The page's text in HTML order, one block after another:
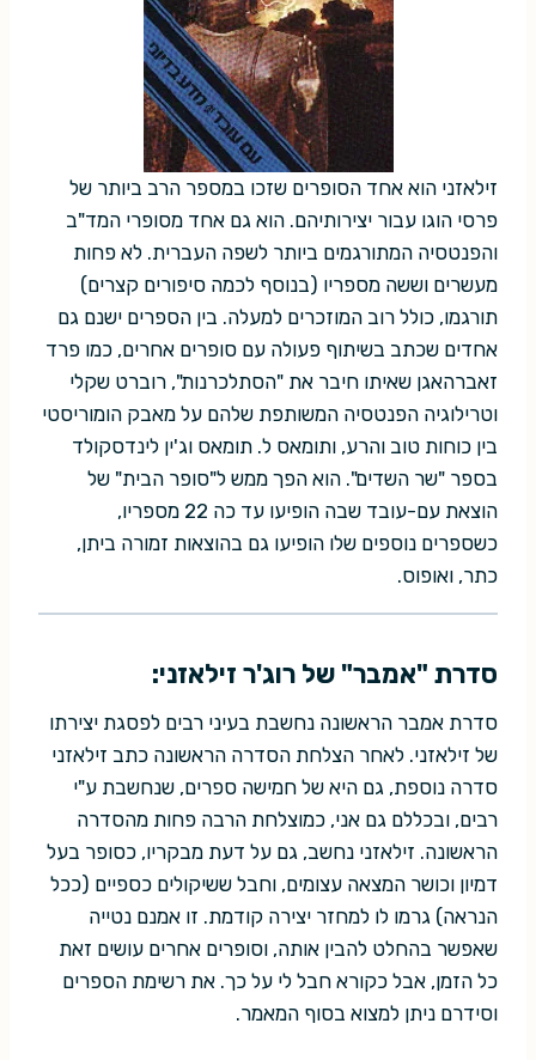
זילאזני הוא אחד הסופרים שזכו במספר הרב ביותר של
פרסי הוגו עבור יצירותיהם. הוא גם אחד מסופרי המד"ב
והפנטסיה המתורגמים ביותר לשפה העברית. לא פחות
מעשרים וששה מספריו (בנוסף לכמה סיפורים קצרים)
תורגמו, כולל רוב המוזכרים למעלה. בין הספרים ישנם גם
אחדים שכתב בשיתוף פעולה עם סופרים אחרים, כמו פרד
זאברהאגן שאיתו חיבר את "הסתלכרנות", רוברט שקלי
וטרילוגיה הפנטסיה המשותפת שלהם על מאבק הומוריסטי
בין כוחות טוב והרע, ותומאס ל. תומאס וג'ין לינדסקולד
בספר "שר השדים". הוא הפך ממש ל"סופר הבית" של
הוצאת עם-עובד שבה הופיעו עד כה 22 מספריו,
כשספרים נוספים שלו הופיעו גם בהוצאות זמורה ביתן,
כתר, ואופוס.
סדרת "אמבר" של רוג'ר זילאזני:
סדרת אמבר הראשונה נחשבת בעיני רבים לפסגת יצירתו
של זילאזני. לאחר הצלחת הסדרה הראשונה כתב זילאזני
סדרה נוספת, גם היא של חמישה ספרים, שנחשבת ע"י
רבים, ובכללם גם אני, כמוצלחת הרבה פחות מהסדרה
הראשונה. זילאזני נחשב, גם על דעת מבקריו, כסופר בעל
דמיון וכושר המצאה עצומים, וחבל ששיקולים כספיים (ככל
הנראה) גרמו לו למחזר יצירה קודמת. זו אמנם נטייה
שאפשר בהחלט להבין אותה, וסופרים אחרים עושים זאת
כל הזמן, אבל כקורא חבל לי על כך. את רשימת הספרים
וסידרם ניתן למצוא בסוף המאמר.